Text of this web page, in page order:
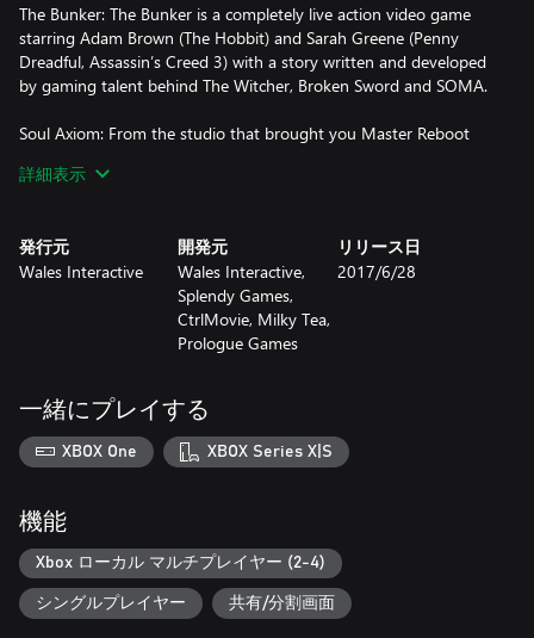
The Bunker: The Bunker is a completely live action video game
starring Adam Brown (The Hobbit) and Sarah Greene (Penny
Dreadful, Assassin’s Creed 3) with a story written and developed
by gaming talent behind The Witcher, Broken Sword and SOMA.
Soul Axiom: From the studio that brought you Master Reboot
the beautiful, haunting cyber-world of Elysia. Collect unique hand
Knee Deep: Knee Deep is an episodic adventure where choices
matter as you investigate a mysterious suicide. Use your skills of
observation, deduction, and cleverness to pull back the curtain
and reveal the true story behind a swampland conspiracy. Knee
episodes.
Coffin Dodgers: Coffin Dodgers sees you take on the role of
saving one of seven quirky retirement village residents, each
none other than the Grim Reaper himself. Our old heroes are
armed with a variety of homemade weapons and gadgets to take
on anything the Grim Reaper and his Zombie army may throw at
them.
詳細表示
発行元
Wales Interactive
開発元
Wales Interactive,
Splendy Games,
CtrlMovie, Milky Tea,
Prologue Games
リリース日
2017/6/28
一緒にプレイする
XBOX One XBOX Series X|S
機能
Xbox ローカル マルチプレイヤー (2-4)
シングルプレイヤー 共有/分割画面